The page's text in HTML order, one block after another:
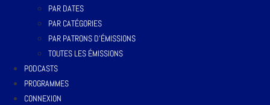
PAR DATES
PAR CATÉGORIES
PAR PATRONS D’ÉMISSIONS
TOUTES LES ÉMISSIONS
PODCASTS
PROGRAMMES
CONNEXION